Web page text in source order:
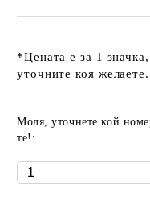
*Цената е за 1
уточните коя желаете.
Моля, уточнете кой
те!: